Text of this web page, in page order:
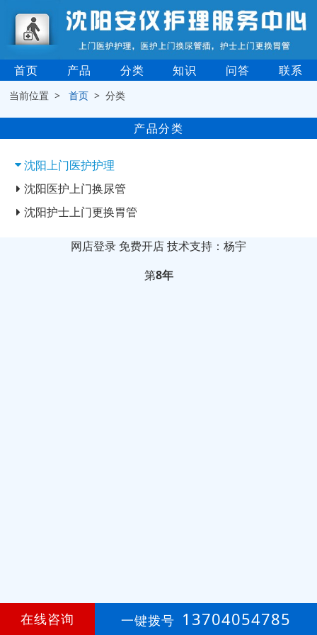
首页 产品 分类 知识 问答 联系
当前位置 >首页 > 分类
产品分类
沈阳上门医护护理
沈阳医护上门换尿管
沈阳护士上门更换胃管
网店登录 免费开店技术支持：杨宇
第8年
在线咨询 一键拨号 13704054785